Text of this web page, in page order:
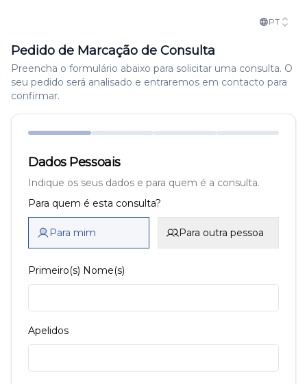
PT
Pedido de Marcação de Consulta
Preencha o formulário abaixo para solicitar uma consulta. O
seu pedido será analisado e entraremos em contacto para
confirmar.
Dados Pessoais
Indique os seus dados e para quem é a consulta.
Para quem é esta consulta?
Para mim Para outra pessoa
Primeiro(s) Nome(s)
Apelidos